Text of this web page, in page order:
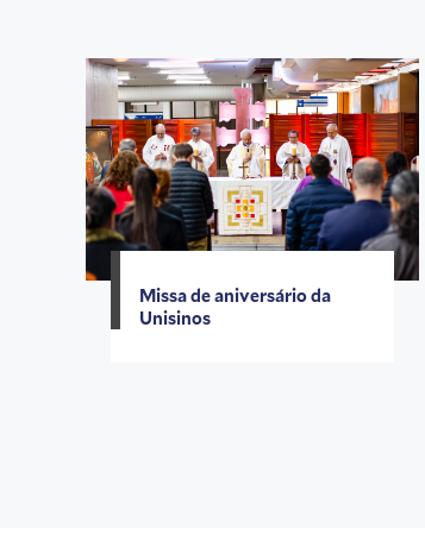
Missa de aniversário da
Unisinos